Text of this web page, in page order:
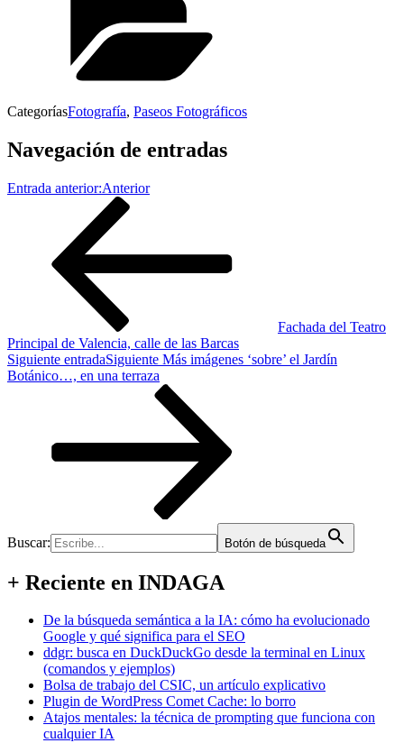
CategoríasFotografía, Paseos Fotográficos
Navegación de entradas
Entrada anterior:Anterior
Fachada del Teatro
Principal de Valencia, calle de las Barcas
Siguiente entradaSiguiente Más imágenes ‘sobre’ el Jardín
Botánico…, en una terraza
Buscar: Botón de búsqueda
+ Reciente en INDAGA
De la búsqueda semántica a la IA: cómo ha evolucionado
Google y qué significa para el SEO
ddgr: busca en DuckDuckGo desde la terminal en Linux
(comandos y ejemplos)
Bolsa de trabajo del CSIC, un artículo explicativo
Plugin de WordPress Comet Cache: lo borro
Atajos mentales: la técnica de prompting que funciona con
cualquier IA